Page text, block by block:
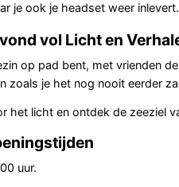
je ook je headset weer inlevert.
vol Licht en
op pad bent, met vrienden
zoals je het nog nooit eerder
het licht en ontdek de zeeziel
uur.